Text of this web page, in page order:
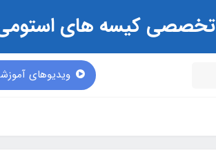
ویدیوهای